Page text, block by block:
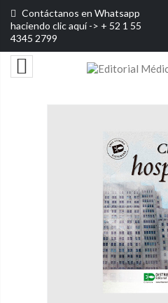
Contáctanos en Whatsapp
haciendo clic aquí -> + 52 1 55
4345 2799
